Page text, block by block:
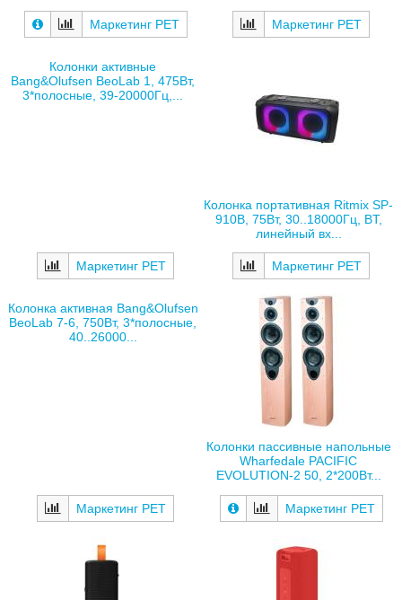
Маркетинг РЕТ Маркетинг РЕТ
Колонки активные
Bang&Olufsen BeoLab 1, 475Вт,
3*полосные, 39-20000Гц,...
Маркетинг РЕТ
Колонка портативная Ritmix SP-
910B, 75Вт, 30..18000Гц, BT,
линейный вх...
Маркетинг РЕТ
Колонка активная Bang&Olufsen
BeoLab 7-6, 750Вт, 3*полосные,
40..26000...
Маркетинг РЕТ
Колонки пассивные напольные
Wharfedale PACIFIC
EVOLUTION-2 50, 2*200Вт...
Маркетинг РЕТ